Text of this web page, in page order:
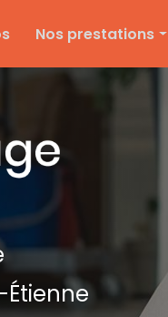
Nos prestations
Nettoyage
Ponçage et
Nettoyage de
Nettoyage de
Nettoyage de vitre